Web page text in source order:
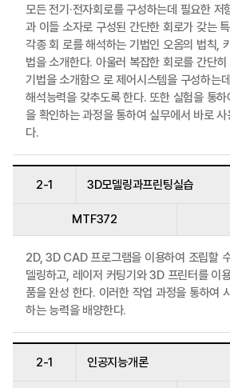
모든 전기·전자회로를 구성하는데 필요한 저
과 이들 소자로 구성된 간단한 회로가 갖는
각종 회 로를 해석하는 기법인 오옴의 법칙,
법을 소개한다. 아울러 복잡한 회로를 간단
기법을 소개함으 로 제어시스템을 구성하는
해석능력을 갖추도록 한다. 또한 실험을 통
을 확인하는 과정을 통하여 실무에서 바로
다.
2-1 3D모델링과프린팅실습
MTF372
2D, 3D CAD 프로그램을 이용하여 조립할
델링하고, 레이저 커팅기와 3D 프린터를 이
품을 완성 한다. 이러한 작업 과정을 통하여
하는 능력을 배양한다.
2-1 인공지능개론